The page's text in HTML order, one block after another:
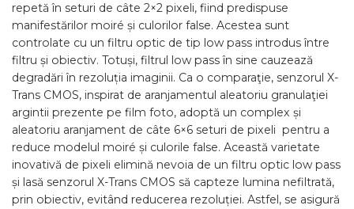
repetă în seturi de câte 2×2 pixeli, fiind predispuse
manifestărilor moiré și culorilor false. Acestea sunt
controlate cu un filtru optic de tip low pass introdus între
filtru și obiectiv. Totuși, filtrul low pass în sine cauzează
degradări în rezoluția imaginii. Ca o comparaţie, senzorul X-
Trans CMOS, inspirat de aranjamentul aleatoriu granulaţiei
argintii prezente pe film foto, adoptă un complex și
aleatoriu aranjament de câte 6×6 seturi de pixeli pentru a
reduce modelul moiré și culorile false. Această varietate
inovativă de pixeli elimină nevoia de un filtru optic low pass
și lasă senzorul X-Trans CMOS să capteze lumina nefiltrată,
prin obiectiv, evitând reducerea rezoluției. Astfel, se asigură